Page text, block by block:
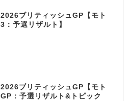
2026ブリティッシュGP【モト
3：予選リザルト】
2026ブリティッシュGP【モト
GP：予選リザルト&トピック